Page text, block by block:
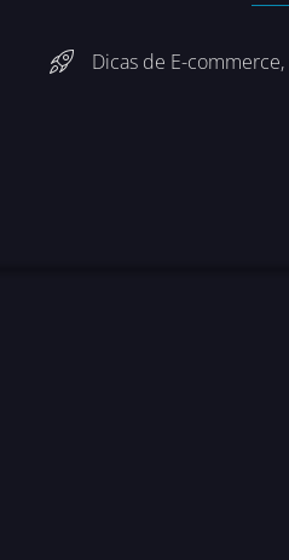
Dicas de E-commerce,